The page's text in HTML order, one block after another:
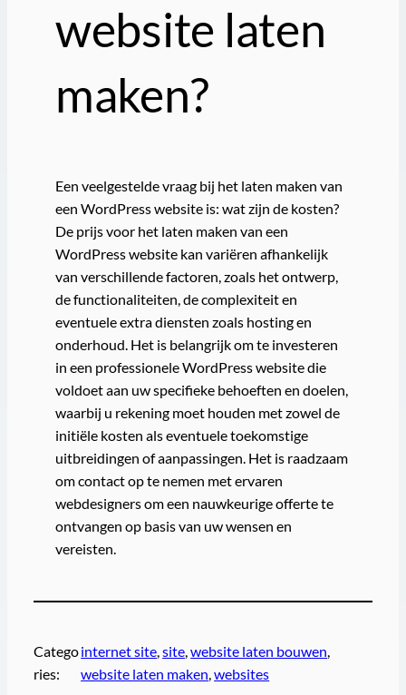
website laten
maken?
Een veelgestelde vraag bij het laten maken van
een WordPress website is: wat zijn de kosten?
De prijs voor het laten maken van een
WordPress website kan variëren afhankelijk
van verschillende factoren, zoals het ontwerp,
de functionaliteiten, de complexiteit en
eventuele extra diensten zoals hosting en
onderhoud. Het is belangrijk om te investeren
in een professionele WordPress website die
voldoet aan uw specifieke behoeften en doelen,
waarbij u rekening moet houden met zowel de
initiële kosten als eventuele toekomstige
uitbreidingen of aanpassingen. Het is raadzaam
om contact op te nemen met ervaren
webdesigners om een nauwkeurige offerte te
ontvangen op basis van uw wensen en
vereisten.
Catego
ries:
internet site , site , website laten bouwen
website laten maken , websites